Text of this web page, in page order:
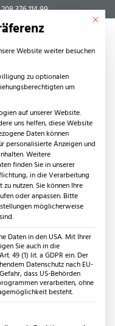
376 114 99
Mit
Website weiter besuchen
zu optionalen
um
auf unserer Website.
uns helfen, diese Website
Daten können
personalisierte Anzeigen und
Weitere
finden Sie in unserer
in die Verarbeitung
nutzen.Sie können Ihre
oder anpassen. Bitte
möglicherweise
Daten in den USA. Mit Ihrer
Sie auch in die
49 (1) lit. a GDPR ein. Der
Datenschutz nach EU-
dass US-Behörden
verarbeiten, ohne
besteht.
für die eine